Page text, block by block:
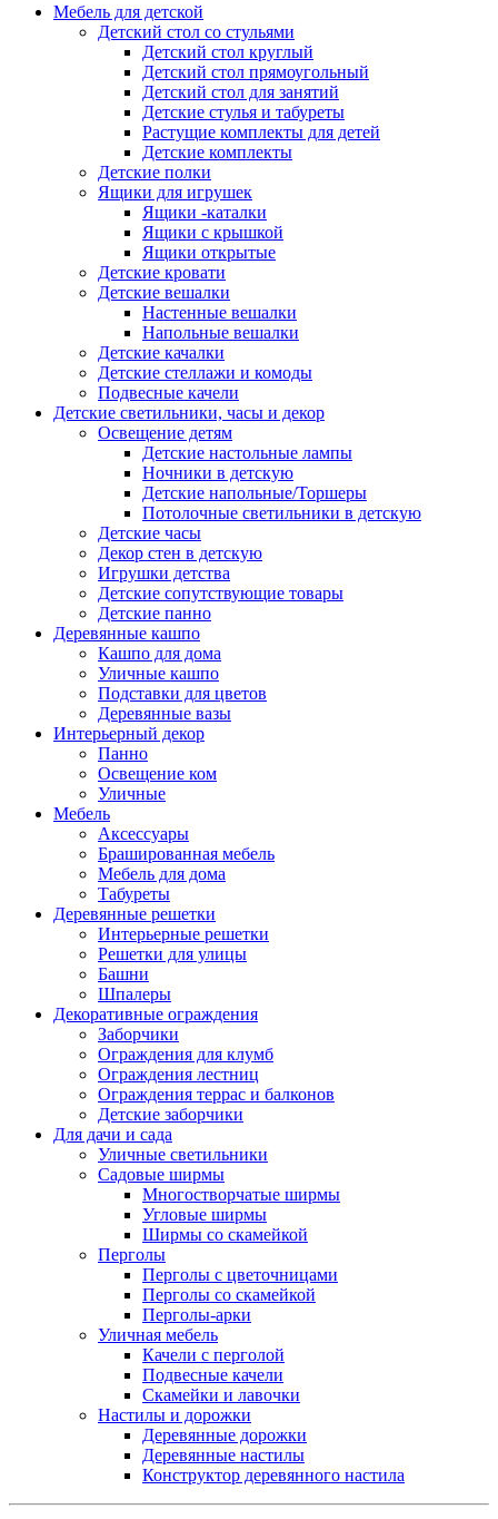
Мебель для детской
Детский стол со стульями
Детский стол круглый
Детский стол прямоугольный
Детский стол для занятий
Детские стулья и табуреты
Растущие комплекты для детей
Детские комплекты
Детские полки
Ящики для игрушек
Ящики -каталки
Ящики с крышкой
Ящики открытые
Детские кровати
Детские вешалки
Настенные вешалки
Напольные вешалки
Детские качалки
Детские стеллажи и комоды
Подвесные качели
Детские светильники, часы и декор
Освещение детям
Детские настольные лампы
Ночники в детскую
Детские напольные/Торшеры
Потолочные светильники в детскую
Детские часы
Декор стен в детскую
Игрушки детства
Детские сопутствующие товары
Детские панно
Деревянные кашпо
Кашпо для дома
Уличные кашпо
Подставки для цветов
Деревянные вазы
Интерьерный декор
Панно
Освещение ком
Уличные
Мебель
Аксессуары
Брашированная мебель
Мебель для дома
Табуреты
Деревянные решетки
Интерьерные решетки
Решетки для улицы
Башни
Шпалеры
Декоративные ограждения
Заборчики
Ограждения для клумб
Ограждения лестниц
Ограждения террас и балконов
Детские заборчики
Для дачи и сада
Уличные светильники
Садовые ширмы
Многостворчатые ширмы
Угловые ширмы
Ширмы со скамейкой
Перголы
Перголы с цветочницами
Перголы со скамейкой
Перголы-арки
Уличная мебель
Качели с перголой
Подвесные качели
Скамейки и лавочки
Настилы и дорожки
Деревянные дорожки
Деревянные настилы
Конструктор деревянного настила